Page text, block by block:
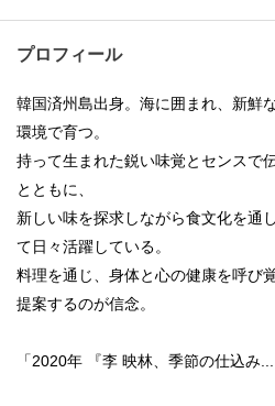
プロフィール
韓国済州島出身。海に囲まれ、新鮮
環境で育つ。
持って生まれた鋭い味覚とセンスで
とともに、
新しい味を探求しながら食文化を通
て日々活躍している。
料理を通じ、身体と心の健康を呼び
提案するのが信念。
「2020年 『李 映林、季節の仕込み...